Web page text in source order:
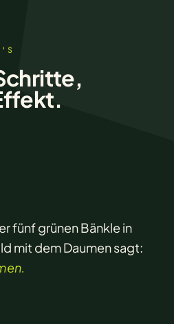
fünf grünen Bänkle in
mit dem Daumen sagt: